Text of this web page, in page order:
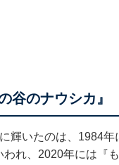
谷のナウシカ』
輝いたのは、1984
われ、2020年には『